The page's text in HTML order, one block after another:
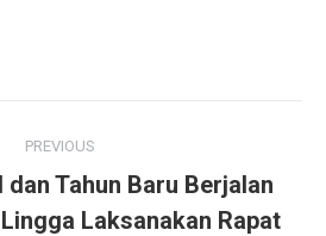
PREVIOUS
Previous
Tahun Baru Berjalan
Laksanakan Rapat